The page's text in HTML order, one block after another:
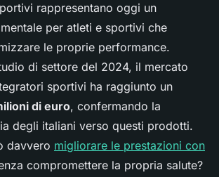
rappresentano oggi un
per atleti e sportivi che
le proprie performance.
di settore del 2024, il mercato
sportivi ha raggiunto un
di euro, confermando la
degli italiani verso questi prodotti.
davvero migliorare le prestazioni con
compromettere la propria salute?